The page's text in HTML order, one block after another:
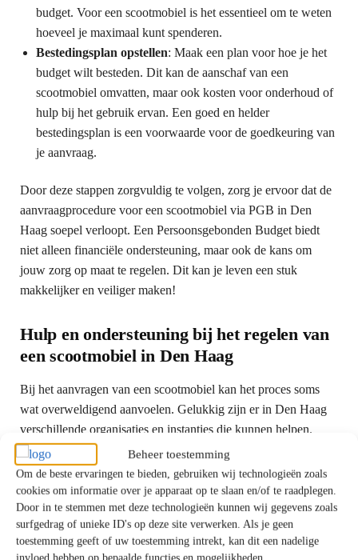
Beheer toestemming
Om de beste ervaringen te bieden, gebruiken wij technologieën zoals
cookies om informatie over je apparaat op te slaan en/of te raadplegen.
Door in te stemmen met deze technologieën kunnen wij gegevens zoals
surfgedrag of unieke ID's op deze site verwerken. Als je geen
toestemming geeft of uw toestemming intrekt, kan dit een nadelige
budget. Voor een scootmobiel is het essentieel om te weten
hoeveel je maximaal kunt spenderen.
Bestedingsplan opstellen: Maak een plan voor hoe je het
budget wilt besteden. Dit kan de aanschaf van een
scootmobiel omvatten, maar ook kosten voor onderhoud of
hulp bij het gebruik ervan. Een goed en helder
bestedingsplan is een voorwaarde voor de goedkeuring van
je aanvraag.
Door deze stappen zorgvuldig te volgen, zorg je ervoor dat de
aanvraagprocedure voor een scootmobiel via PGB in Den
Haag soepel verloopt. Een Persoonsgebonden Budget biedt
niet alleen financiële ondersteuning, maar ook de kans om
jouw zorg op maat te regelen. Dit kan je leven een stuk
makkelijker en veiliger maken!
Hulp en ondersteuning bij het regelen van
een scootmobiel in Den Haag
Bij het aanvragen van een scootmobiel kan het proces soms
wat overweldigend aanvoelen. Gelukkig zijn er in Den Haag
verschillende organisaties en instanties die kunnen helpen.
Laten we de beschikbare ondersteuningsbronnen eens onder
de loep nemen.
Organisaties en instanties die kunnen
helpen